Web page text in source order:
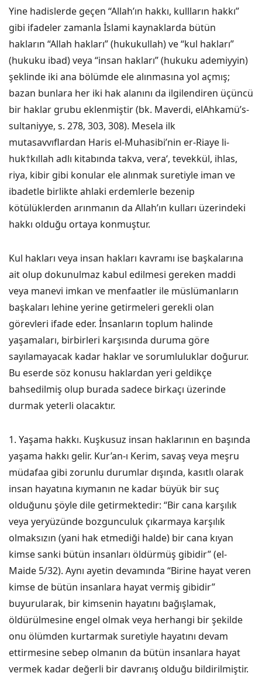
Yine hadislerde geçen “Allah’ın hakkı, kullların hakkı”
gibi ifadeler zamanla İslami kaynaklarda bütün
hakların “Allah hakları” (hukukullah) ve “kul hakları”
(hukuku ibad) veya “insan hakları” (hukuku ademiyyin)
şeklinde iki ana bölümde ele alınmasına yol açmış;
bazan bunlara her iki hak alanını da ilgilendiren üçüncü
bir haklar grubu eklenmiştir (bk. Maverdi, elAhkamü’s-
sultaniyye, s. 278, 303, 308). Mesela ilk
mutasavvıflardan Haris el-Muhasibi’nin er-Riaye li-
huk†kıllah adlı kitabında takva, vera‘, tevekkül, ihlas,
riya, kibir gibi konular ele alınmak suretiyle iman ve
ibadetle birlikte ahlaki erdemlerle bezenip
kötülüklerden arınmanın da Allah’ın kulları üzerindeki
hakkı olduğu ortaya konmuştur.
Kul hakları veya insan hakları kavramı ise başkalarına
ait olup dokunulmaz kabul edilmesi gereken maddi
veya manevi imkan ve menfaatler ile müslümanların
başkaları lehine yerine getirmeleri gerekli olan
görevleri ifade eder. İnsanların toplum halinde
yaşamaları, birbirleri karşısında duruma göre
sayılamayacak kadar haklar ve sorumluluklar doğurur.
Bu eserde söz konusu haklardan yeri geldikçe
bahsedilmiş olup burada sadece birkaçı üzerinde
durmak yeterli olacaktır.
1. Yaşama hakkı. Kuşkusuz insan haklarının en başında
yaşama hakkı gelir. Kur’an-ı Kerim, savaş veya meşru
müdafaa gibi zorunlu durumlar dışında, kasıtlı olarak
insan hayatına kıymanın ne kadar büyük bir suç
olduğunu şöyle dile getirmektedir: “Bir cana karşılık
veya yeryüzünde bozgunculuk çıkarmaya karşılık
olmaksızın (yani hak etmediği halde) bir cana kıyan
kimse sanki bütün insanları öldürmüş gibidir” (el-
Maide 5/32). Aynı ayetin devamında “Birine hayat veren
kimse de bütün insanlara hayat vermiş gibidir”
buyurularak, bir kimsenin hayatını bağışlamak,
öldürülmesine engel olmak veya herhangi bir şekilde
onu ölümden kurtarmak suretiyle hayatını devam
ettirmesine sebep olmanın da bütün insanlara hayat
vermek kadar değerli bir davranış olduğu bildirilmiştir.